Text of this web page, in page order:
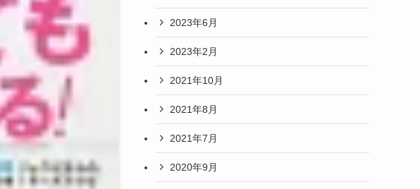
2023年6月
2023年2月
2021年10月
2021年8月
2021年7月
2020年9月